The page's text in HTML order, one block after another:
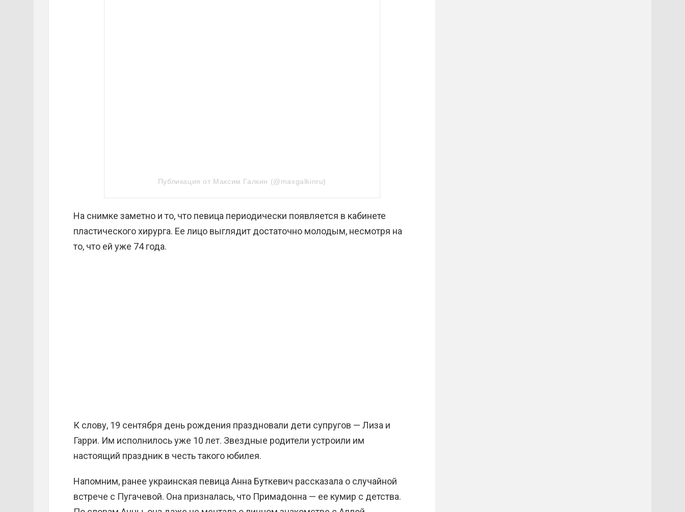
Публикация от Максим Галкин (@maxgalkinru)
На снимке заметно и то, что певица периодически появляется в кабинете
пластического хирурга. Ее лицо выглядит достаточно молодым, несмотря на
то, что ей уже 74 года.
К слову, 19 сентября день рождения праздновали дети супругов — Лиза и
Гарри. Им исполнилось уже 10 лет. Звездные родители устроили им
настоящий праздник в честь такого юбилея.
Напомним, ранее украинская певица Анна Буткевич рассказала о случайной
встрече с Пугачевой. Она призналась, что Примадонна — ее кумир с детства.